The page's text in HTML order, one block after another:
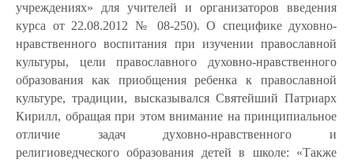
учреждениях» для учителей и организаторов введения
курса от 22.08.2012 № 08-250). О специфике духовно-
нравственного воспитания при изучении православной
культуры, цели православного духовно-нравственного
образования как приобщения ребенка к православной
культуре, традиции, высказывался Святейший Патриарх
Кирилл, обращая при этом внимание на принципиальное
отличие задач духовно-нравственного и
религиоведческого образования детей в школе: «Также